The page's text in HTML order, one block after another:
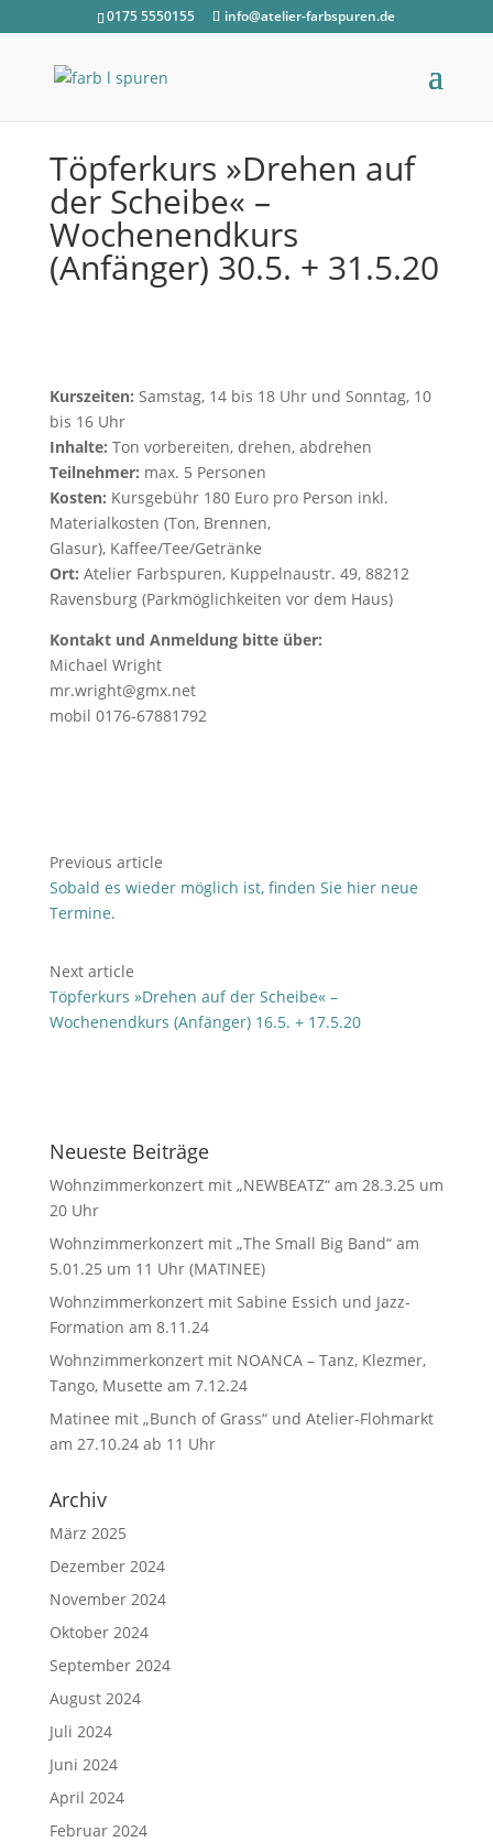
0175 5550155 info@atelier-farbspuren.de
Töpferkurs »Drehen auf
der Scheibe« –
Wochenendkurs
(Anfänger) 30.5. + 31.5.20
Kurszeiten: Samstag, 14 bis 18 Uhr und Sonntag, 10
bis 16 Uhr
Inhalte: Ton vorbereiten, drehen, abdrehen
Teilnehmer: max. 5 Personen
Kosten: Kursgebühr 180 Euro pro Person inkl.
Materialkosten (Ton, Brennen,
Glasur), Kaffee/Tee/Getränke
Ort: Atelier Farbspuren, Kuppelnaustr. 49, 88212
Ravensburg (Parkmöglichkeiten vor dem Haus)
Kontakt und Anmeldung bitte über:
Michael Wright
mr.wright@gmx.net
mobil 0176-67881792
Previous article
Sobald es wieder möglich ist, finden Sie hier neue
Termine.
Next article
Töpferkurs »Drehen auf der Scheibe« –
Wochenendkurs (Anfänger) 16.5. + 17.5.20
Neueste Beiträge
Wohnzimmerkonzert mit „NEWBEATZ“ am 28.3.25 um
20 Uhr
Wohnzimmerkonzert mit „The Small Big Band“ am
5.01.25 um 11 Uhr (MATINEE)
Wohnzimmerkonzert mit Sabine Essich und Jazz-
Formation am 8.11.24
Wohnzimmerkonzert mit NOANCA – Tanz, Klezmer,
Tango, Musette am 7.12.24
Matinee mit „Bunch of Grass“ und Atelier-Flohmarkt
am 27.10.24 ab 11 Uhr
Archiv
März 2025
Dezember 2024
November 2024
Oktober 2024
September 2024
August 2024
Juli 2024
Juni 2024
April 2024
Februar 2024